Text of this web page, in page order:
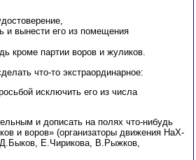
и вынести его из помещения
кроме партии воров и жуликов.
что-то экстраординарное:
исключить его из числа
и дописать на полях что-нибудь
и воров» (организаторы движения НаХ-
Е.Чирикова, В.Рыжков,